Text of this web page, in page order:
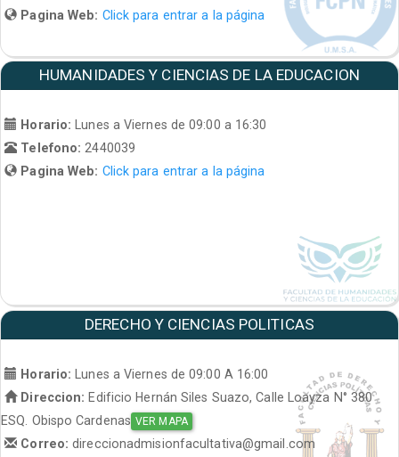
Pagina Web: Click para entrar a la página
HUMANIDADES Y CIENCIAS DE LA EDUCACION
Horario: Lunes a Viernes de 09:00 a 16:30
Telefono:2440039
Pagina Web: Click para entrar a la página
DERECHO Y CIENCIAS POLITICAS
Horario:
Lunes a Viernes de 09:00 A 16:00
Direccion: Edificio Hernán Siles Suazo, Calle Loayza N° 380
ESQ. Obispo Cardenas VER MAPA
Correo:direccionadmisionfacultativa@gmail.com